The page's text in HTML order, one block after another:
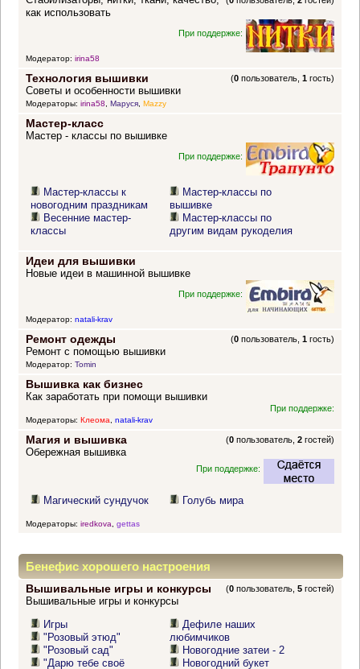
как использовать
При поддержке:
Модератор: irina58
Технология вышивки (0 пользователь,1 гость)
Советы и особенности вышивки
Модераторы: irina58, Маруся, Mazzy
Мастер-класс
Мастер - классы по вышивке
При поддержке:
Мастер-классы к
новогодним праздникам
Весенние мастер-
классы
Мастер-классы по
вышивке
Мастер-классы по
другим видам рукоделия
Идеи для вышивки
Новые идеи в машинной вышивке
При поддержке:
Модератор: natali-krav
Ремонт одежды (0 пользователь,1 гость)
Ремонт с помощью вышивки
Модератор: Tomin
Вышивка как бизнес
Как заработать при помощи вышивки
При поддержке:
Модераторы: Клеома, natali-krav
Магия и вышивка (0 пользователь,2 гостей)
Обережная вышивка
При поддержке:
Магический сундучок Голубь мира
Модераторы: iredkova gettas
Бенефис хорошего настроения
Вышивальные игры и конкурсы (0 пользователь,5 гостей)
Вышивальные игры и конкурсы
Игры
"Розовый этюд"
"Розовый сад"
"Дарю тебе своё
Дефиле наших
любимчиков
Новогодние затеи - 2
Новогодний букет